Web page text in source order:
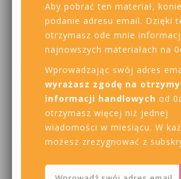
Aby pobrać ten materiał,
podanie adresu email. Dzięki
otrzymasz ode mnie
najnowszych materiałach na
Wprowadzając swój adres
wyrażasz zgodę na
informacji handlowych od
otrzymasz więcej niż jednej
wiadomości w miesiącu. W
możesz zrezygnować z